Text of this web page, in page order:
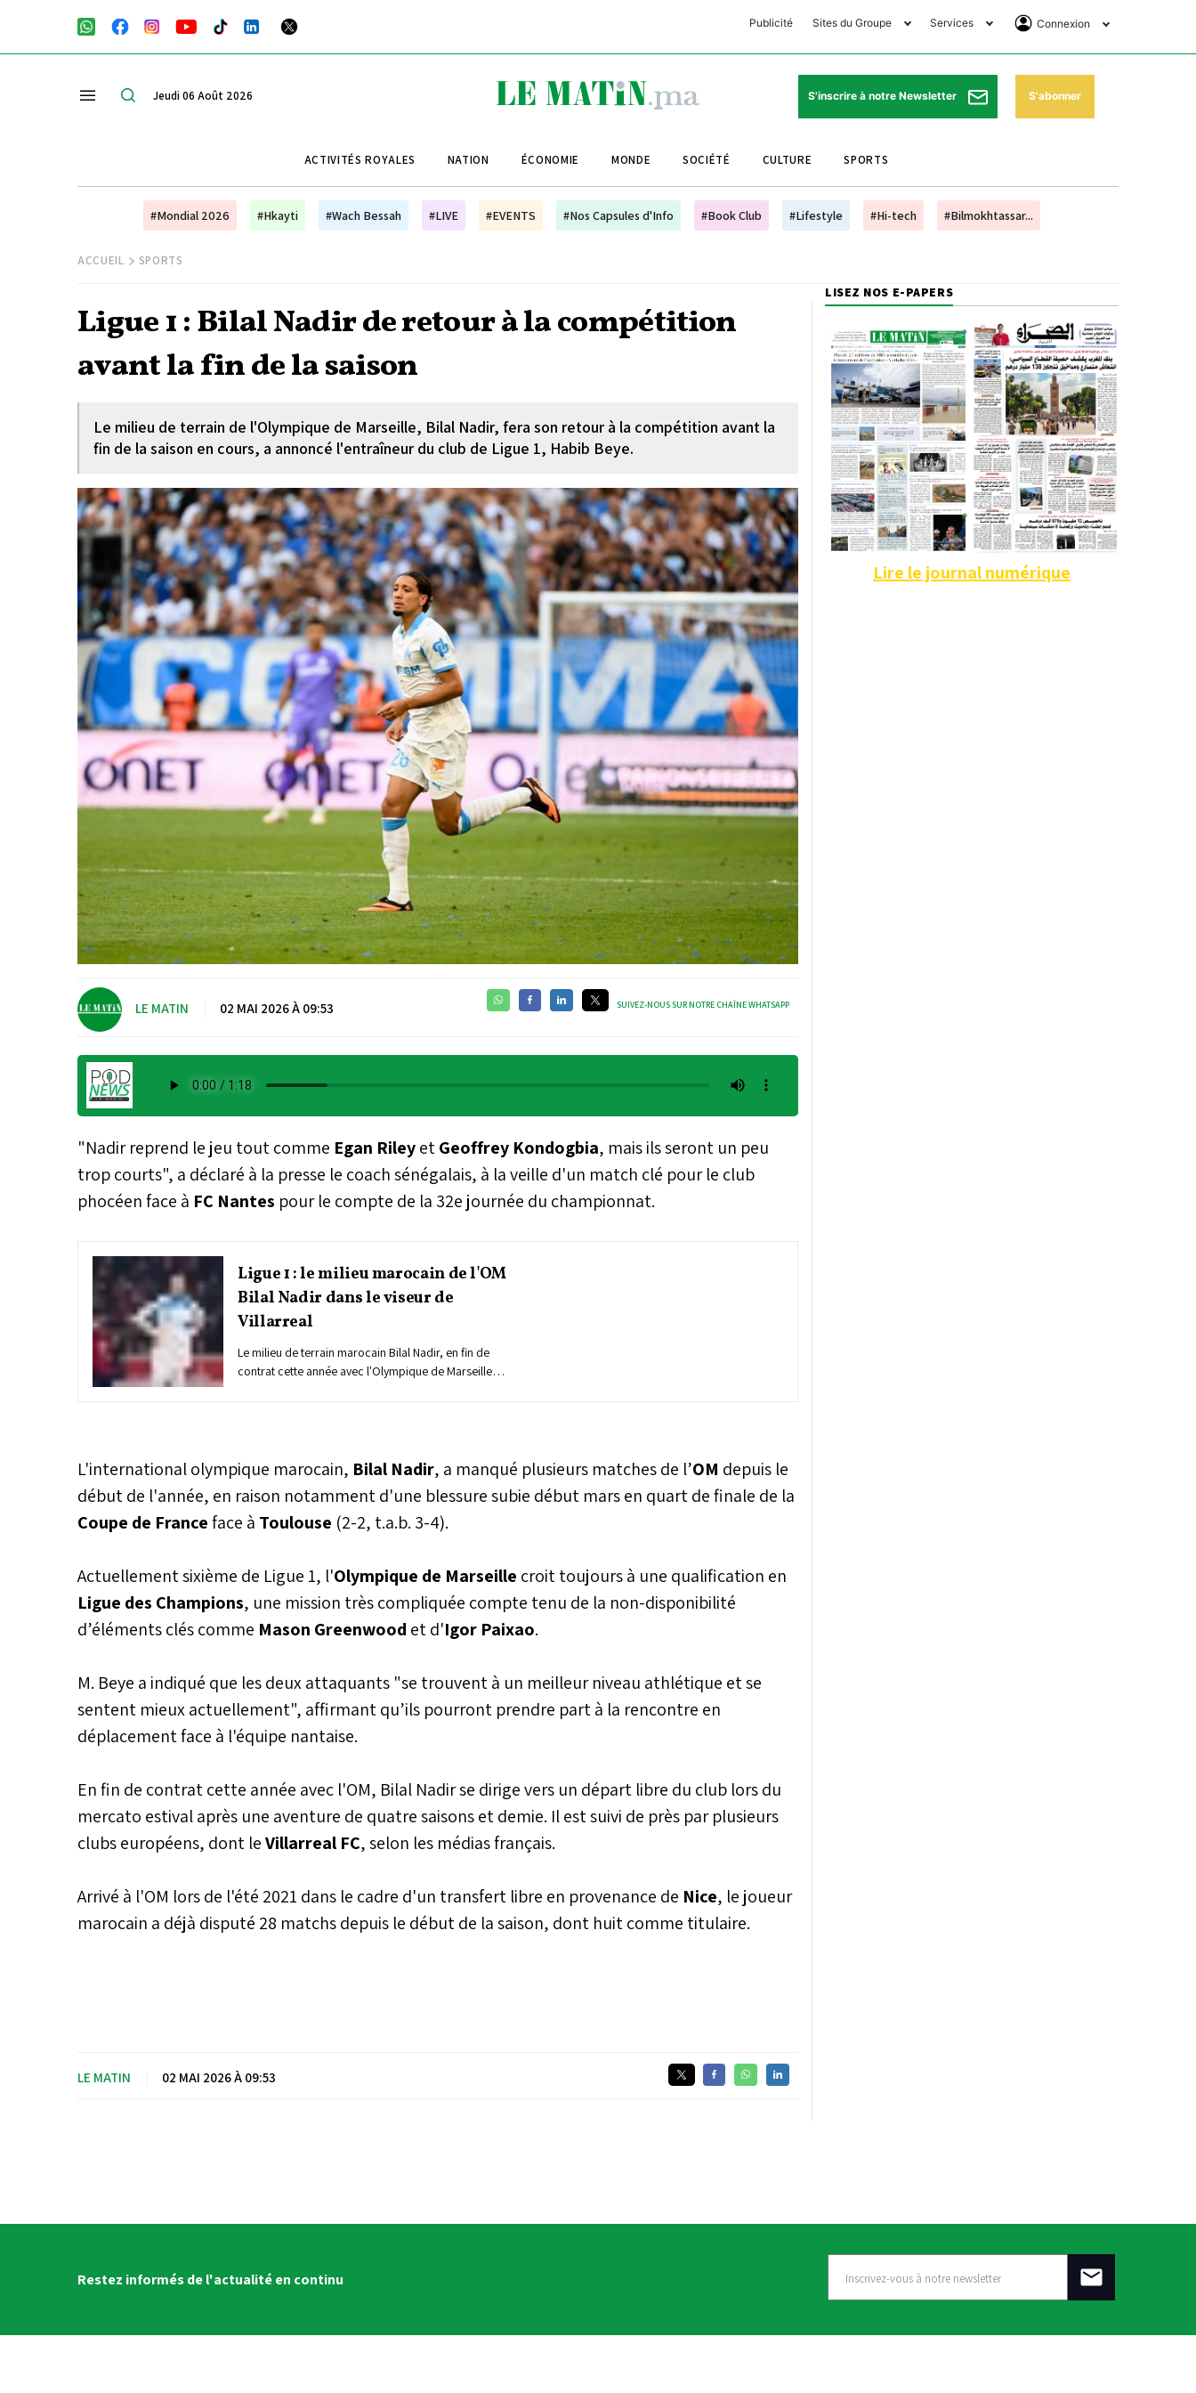
Publicité Sites du Groupe
Club Avantages
Le Matin Sports
Le Matin Store
Le Matin Annonces
Morocco Today Forum
Bookclub
Services
Horaires de prières
Pharmacies de garde
Programme TV
Cinéma
Connexion
Se Connecter
Abonnement
Jeudi 06 Août 2026 S'inscrire à notre Newsletter S'abonner
ACTIVITÉS ROYALES NATION ÉCONOMIE MONDE SOCIÉTÉ CULTURE SPORTS
#Mondial 2026 #Hkayti #Wach Bessah #LIVE #EVENTS #Nos Capsules d'Info #Book Club #Lifestyle #Hi-tech #Bilmokhtassar...
ACCUEIL SPORTS
Ligue 1 : Bilal Nadir de retour à la compétition
avant la fin de la saison
Le milieu de terrain de l'Olympique de Marseille, Bilal Nadir, fera son retour à la compétition avant la
fin de la saison en cours, a annoncé l'entraîneur du club de Ligue 1, Habib Beye.
LE MATIN 02 MAI 2026 À 09:53 SUIVEZ-NOUS SUR NOTRE CHAÎNE WHATSAPP
"Nadir reprend le jeu tout comme Egan RileyetGeoffrey Kondogbia, mais ils seront un peu
trop courts", a déclaré à la presse le coach sénégalais, à la veille d'un match clé pour le club
phocéen face à FC Nantes pour le compte de la 32e journée du championnat.
Ligue 1 : le milieu marocain de l'OM
Bilal Nadir dans le viseur de
Villarreal
Le milieu de terrain marocain Bilal Nadir, en fin de
contrat cette année avec l'Olympique de Marseille
L'international olympique marocain, Bilal Nadir, a manqué plusieurs matches de l’OM depuis le
début de l'année, en raison notamment d'une blessure subie début mars en quart de finale de la
Coupe de Franceface à Toulouse (2-2, t.a.b. 3-4).
Actuellement sixième de Ligue 1, l'Olympique de Marseille croit toujours à une qualification en
Ligue des Champions, une mission très compliquée compte tenu de la non-disponibilité
d’éléments clés comme Mason Greenwood et d'Igor Paixao.
M. Beye a indiqué que les deux attaquants "se trouvent à un meilleur niveau athlétique et se
sentent mieux actuellement", affirmant qu’ils pourront prendre part à la rencontre en
déplacement face à l'équipe nantaise.
En fin de contrat cette année avec l'OM, Bilal Nadir se dirige vers un départ libre du club lors du
mercato estival après une aventure de quatre saisons et demie. Il est suivi de près par plusieurs
clubs européens, dont leVillarreal FC, selon les médias français.
Arrivé à l'OM lors de l'été 2021 dans le cadre d'un transfert libre en provenance de Nice, le joueur
marocain a déjà disputé 28 matchs depuis le début de la saison, dont huit comme titulaire.
LE MATIN 02 MAI 2026 À 09:53
LISEZ NOS E-PAPERS
Lire le journal numérique
Restez informés de l'actualité en continu